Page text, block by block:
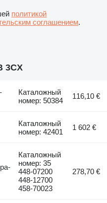
политикой
соглашением.
3CX
Каталожный
номер: 50384
116,10 €
Каталожный
номер: 42401
1 602 €
Каталожный
номер: 35
448-07200
448-12700
458-70023
278,70 €